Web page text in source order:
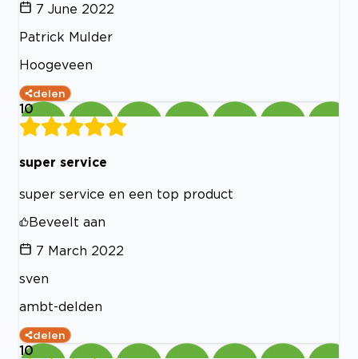
7 June 2022
Patrick Mulder
Hoogeveen
delen
10
super service
super service en een top product
Beveelt aan
7 March 2022
sven
ambt-delden
delen
10